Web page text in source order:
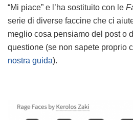
“Mi piace” e l’ha sostituito con le
serie di diverse faccine che ci
meglio cosa pensiamo del post o
questione (se non sapete proprio
nostra guida).